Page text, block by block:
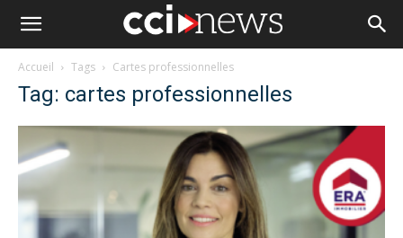
Accueil Tags Cartes professionnelles
Tag: cartes professionnelles